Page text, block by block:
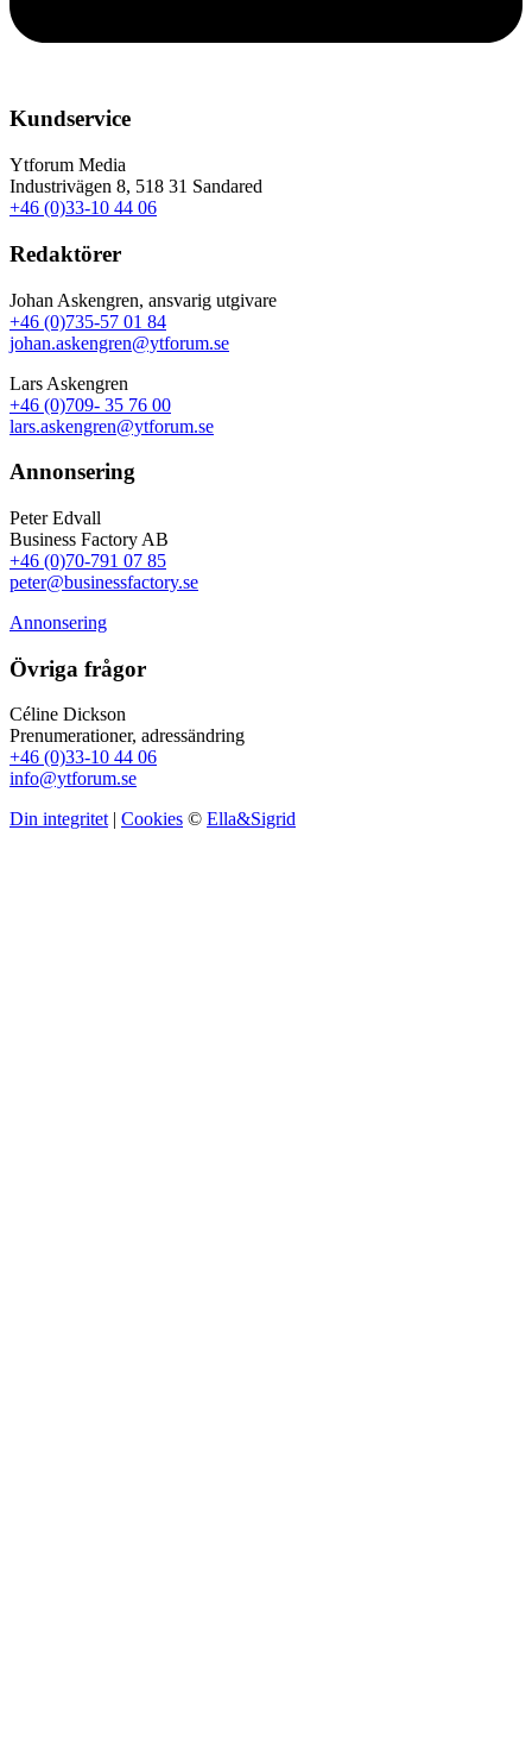
Kundservice
Ytforum Media
Industrivägen 8, 518 31 Sandared
+46 (0)33-10 44 06
Redaktörer
Johan Askengren, ansvarig utgivare
+46 (0)735-57 01 84
johan.askengren@ytforum.se
Lars Askengren
+46 (0)709- 35 76 00
lars.askengren@ytforum.se
Annonsering
Peter Edvall
Business Factory AB
+46 (0)70-791 07 85
peter@businessfactory.se
Annonsering
Övriga frågor
Céline Dickson
Prenumerationer, adressändring
+46 (0)33-10 44 06
info@ytforum.se
Din integritet | Cookies © Ella&Sigrid